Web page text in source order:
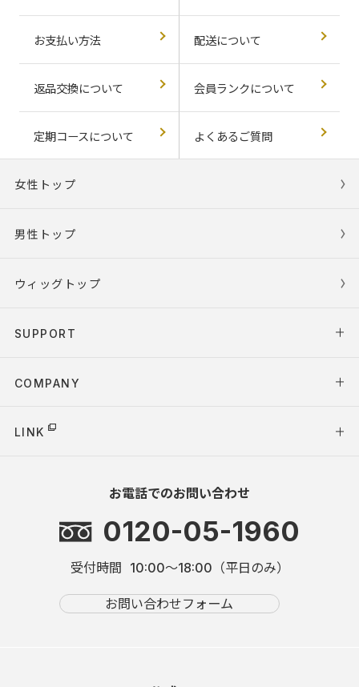
お支払い方法 配送について
返品交換について 会員ランクについて
定期コースについて よくあるご質問
女性トップ
男性トップ
ウィッグトップ
SUPPORT
COMPANY
LINK
お電話でのお問い合わせ
0120-05-1960
受付時間 10:00～18:00（平日のみ）
お問い合わせフォーム